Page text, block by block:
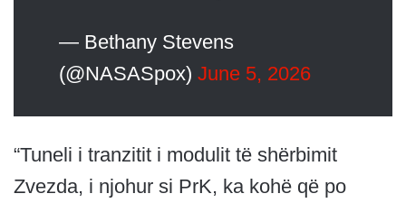
— Bethany Stevens
(@NASASpox) June 5, 2026
“Tuneli i tranzitit i modulit të shërbimit
Zvezda, i njohur si PrK, ka kohë që po